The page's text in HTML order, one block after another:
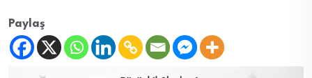
Paylaş